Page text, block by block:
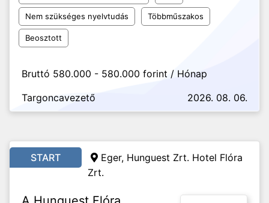
Nem szükséges nyelvtudás Többműszakos
Beosztott
Bruttó 580.000 - 580.000 forint / Hónap
Targoncavezető
2026. 08. 06.
START
Eger, Hunguest Zrt. Hotel Flóra
Zrt.